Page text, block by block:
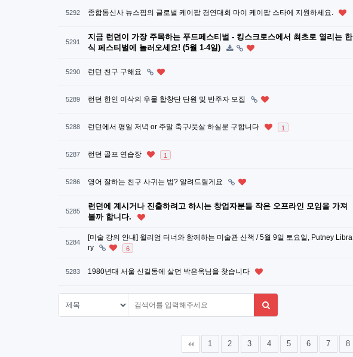
5292 종합통신사 뉴스핌의 글로벌 케이팝 경연대회 마이 케이팝 스타에 지원하세요.
5291
지금 런던이 가장 주목하는 푸드페스티벌 - 킹스크로스에서 최초로 열리는 한
식 페스티벌에 놀러오세요! (5월 1-4일)
5290 런던 친구 구해요
5289 런던 한인 이삭의 우물 합창단 단원 및 반주자 모집
5288 런던에서 평일 저녁 or 주말 축구/풋살 하실분 구합니다 1
5287 런던 골프 연습장 1
5286 영어 잘하는 친구 사귀는 법? 알려드릴게요
5285
런던에 계시거나 진출하려고 하시는 창업자분들 작은 오프라인 모임을 가져
볼까 합니다.
5284
[미술 강의 안내] 윌리엄 터너와 함께하는 미술관 산책 / 5월 9일 토요일, Putney Libra
ry
6
5283 1980년대 서울 신길동에 살던 박은옥님을 찾습니다
1 2 3 4 5 6 7 8